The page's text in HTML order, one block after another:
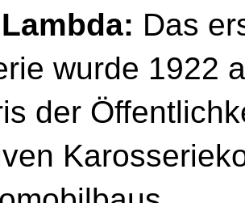
Das
wurde 1922
der